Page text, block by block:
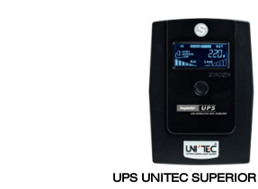
UPS UNITEC SUPERIOR